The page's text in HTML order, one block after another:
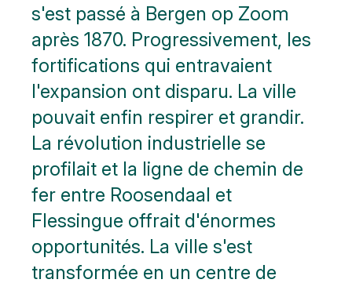
Nature
Art
public
Monuments
Bataille
de
l'Escaut
Stationnement
Ici,
vous
s'est passé à Bergen op Zoom
après 1870. Progressivement, les
fortifications qui entravaient
l'expansion ont disparu. La ville
pouvait enfin respirer et grandir.
La révolution industrielle se
profilait et la ligne de chemin de
fer entre Roosendaal et
Flessingue offrait d'énormes
opportunités. La ville s'est
transformée en un centre de